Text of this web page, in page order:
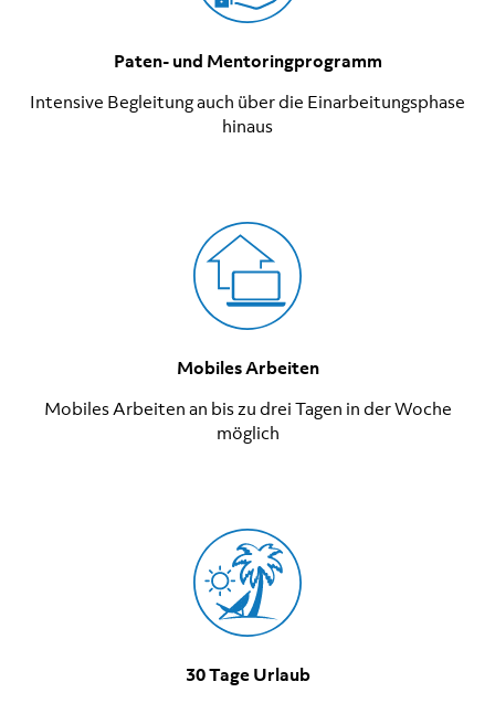
Paten- und Mentoringprogramm
Intensive Begleitung auch über die Einarbeitungsphase
hinaus
Mobiles Arbeiten
Mobiles Arbeiten an bis zu drei Tagen in der Woche
möglich
30 Tage Urlaub